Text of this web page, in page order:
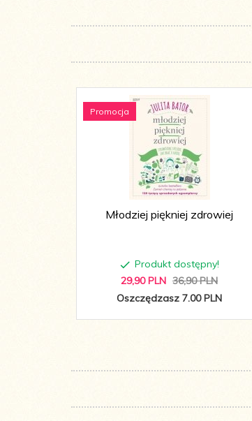
Promocja
Młodziej piękniej zdrowiej
Produkt dostępny!
29,90 PLN 36,90 PLN
Oszczędzasz 7.00 PLN